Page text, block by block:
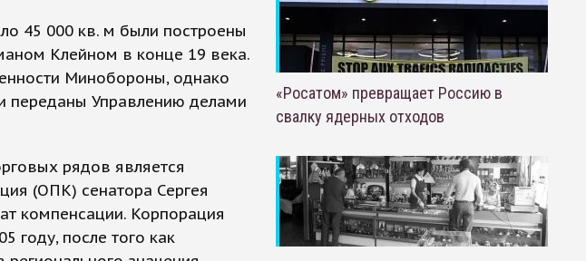
45 000 кв. м были построены
Клейном в конце 19 века.
Минобороны, однако
переданы Управлению делами
рядов является
(ОПК) сенатора Сергея
компенсации. Корпорация
году, после того как
«Росатом» превращает Россию в
свалку ядерных отходов